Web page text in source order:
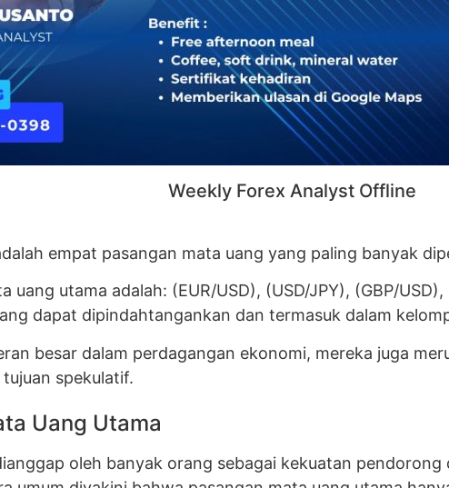
Weekly Forex Analyst Offline
empat pasangan mata uang yang paling banyak
uang utama adalah: (EUR/USD), (USD/JPY), (GBP/
dapat dipindahtangankan dan termasuk dalam
besar dalam perdagangan ekonomi, mereka juga
spekulatif.
Uang Utama
oleh banyak orang sebagai kekuatan